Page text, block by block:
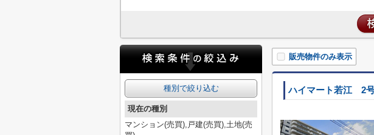
販売物件のみ表示
ハイマート若江 2
種別で絞り込む
現在の種別
マンション(売買),戸建(売買),土地(売